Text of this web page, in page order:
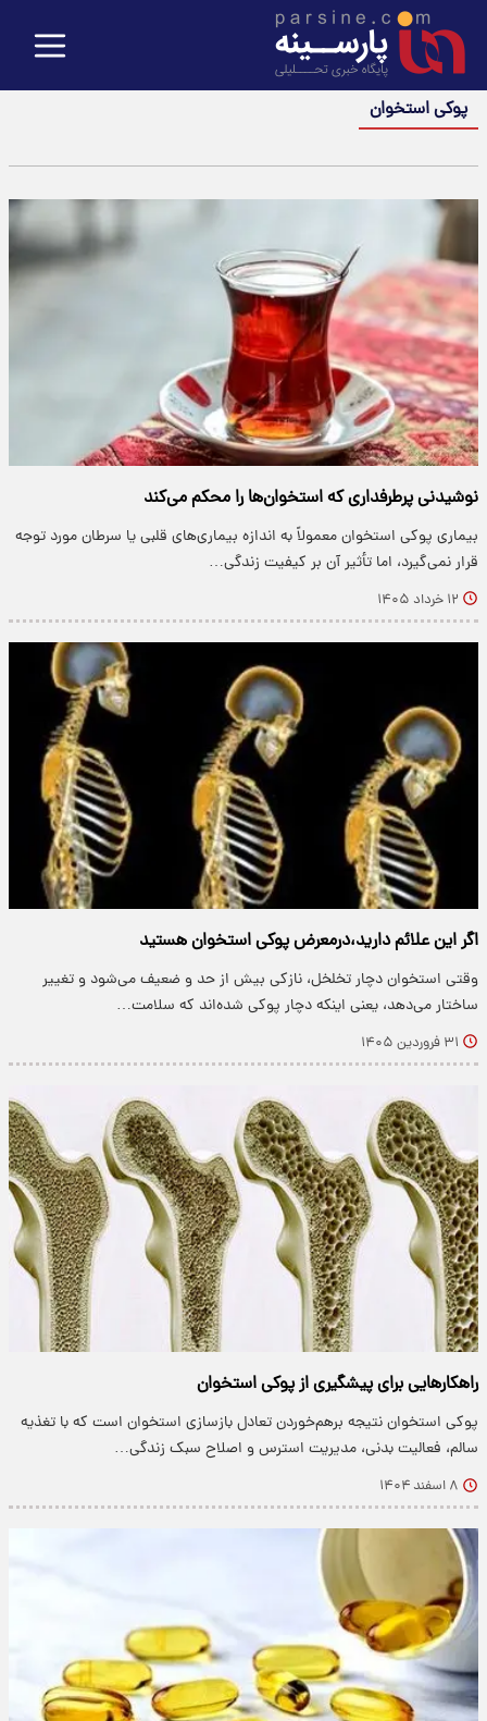
پوکی استخوان
نوشیدنی پرطرفداری که استخوان‌ها را محکم می‌کند
بیماری پوکی استخوان معمولاً به اندازه بیماری‌های قلبی یا سرطان مورد توجه
قرار نمی‌گیرد، اما تأثیر آن بر کیفیت زندگی…
۱۲ خرداد ۱۴۰۵
اگر این علائم دارید،درمعرض پوکی استخوان هستید
وقتی استخوان دچار تخلخل، نازکی بیش از حد و ضعیف می‌شود و تغییر
ساختار می‌دهد، یعنی اینکه دچار پوکی شده‌اند که سلامت…
۳۱ فروردین ۱۴۰۵
راهکارهایی برای پیشگیری از پوکی استخوان
پوکی استخوان نتیجه برهم‌خوردن تعادل بازسازی استخوان است که با تغذیه
سالم، فعالیت بدنی، مدیریت استرس و اصلاح سبک زندگی…
۸ اسفند ۱۴۰۴